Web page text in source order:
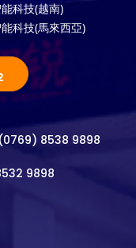
科技(越南)
科技(馬來西亞)
8538 9898
9898